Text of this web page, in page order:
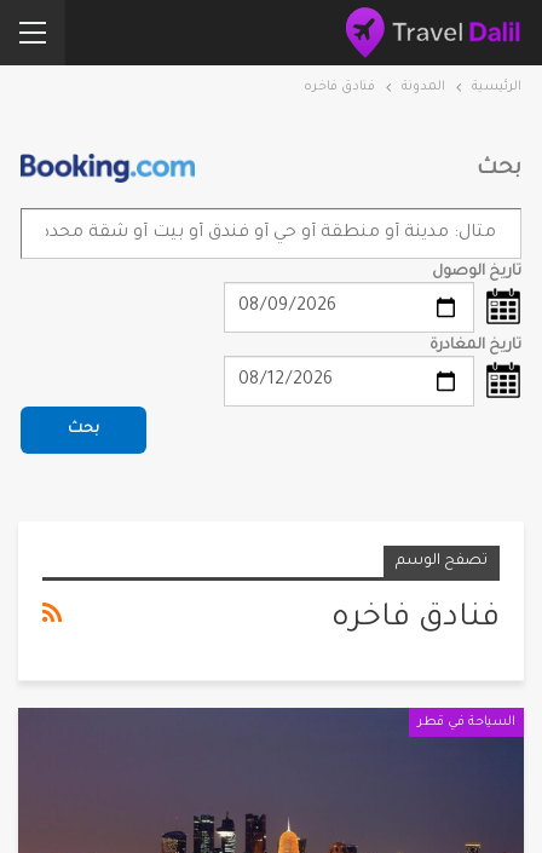
الرئيسية المدونة فنادق فاخره
بحث
تاريخ الوصول
تاريخ المغادرة
بحث
تصفح الوسم
فنادق فاخره
السياحة في قطر